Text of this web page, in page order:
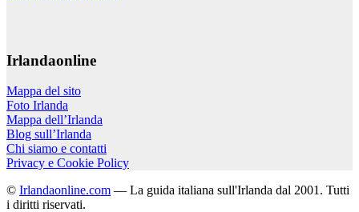
Irlandaonline
Mappa del sito
Foto Irlanda
Mappa dell’Irlanda
Blog sull’Irlanda
Chi siamo e contatti
Privacy e Cookie Policy
© Irlandaonline.com — La guida italiana sull'Irlanda dal 2001. Tutti
i diritti riservati.